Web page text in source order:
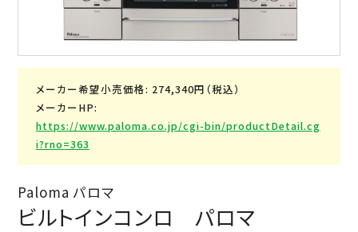
メーカー希望小売価格: 274,340円（税込）
メーカーHP:
https://www.paloma.co.jp/cgi-bin/productDetail.cg
i?rno=363
Paloma パロマ
ビルトインコンロ パロマ